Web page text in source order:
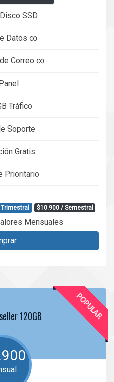
SSD
Datos ∞
Correo ∞
Tráfico
Soporte
Gratis
Prioritario
$10.900 / Semestral
Mensuales
120GB POPULAR